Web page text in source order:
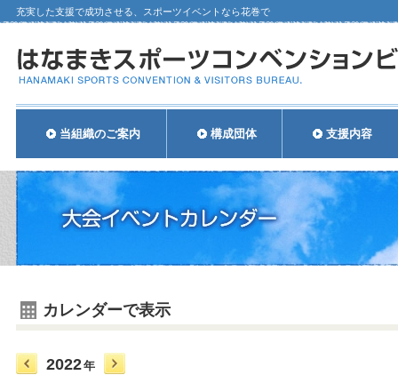
充実した支援で成功させる、スポーツイベントなら花巻で
当組織のご案内 構成団体 支援内容
カレンダーで表示
2022年